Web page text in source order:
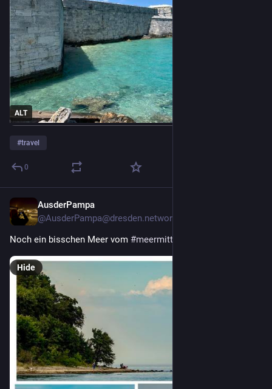
ALT
#travel
0
AusderPampa
@AusderPampa@dresden.network
Noch ein bisschen Meer vom #meermittwoch
Hide